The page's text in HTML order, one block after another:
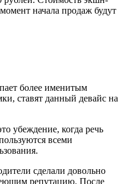
начала продаж будут
более именитым
ставят данный девайс на
убеждение, когда речь
всеми
сделали довольно
репутацию. После